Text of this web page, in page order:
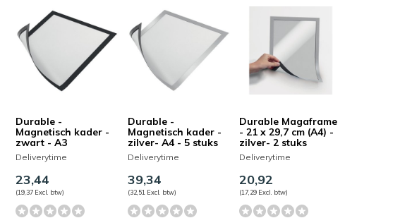
Durable -
Magnetisch kader -
zwart - A3
Deliverytime
23,44
(19,37 Excl. btw)
Durable -
Magnetisch kader -
zilver- A4 - 5 stuks
Deliverytime
39,34
(32,51 Excl. btw)
Durable Magaframe
- 21 x 29,7 cm (A4) -
zilver- 2 stuks
Deliverytime
20,92
(17,29 Excl. btw)